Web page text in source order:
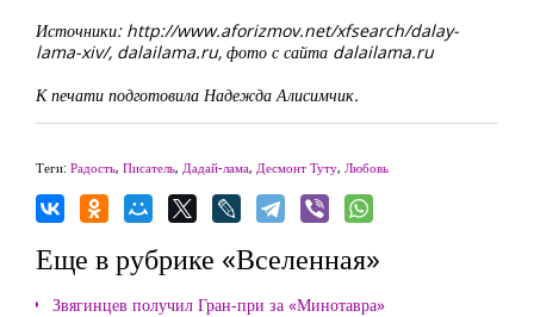
Источники: http://www.aforizmov.net/xfsearch/dalay-
lama-xiv/, dalailama.ru, фото с сайта dalailama.ru
К печати подготовила Надежда Алисимчик.
Теги: Радость, Писатель, Дадай-лама, Десмонт Туту, Любовь
Еще в рубрике «Вселенная»
Звягинцев получил Гран-при за «Минотавра»